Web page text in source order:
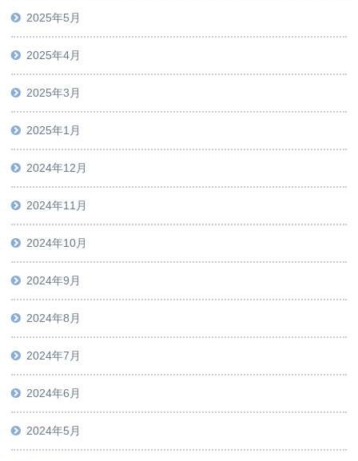
2025年5月
2025年4月
2025年3月
2025年1月
2024年12月
2024年11月
2024年10月
2024年9月
2024年8月
2024年7月
2024年6月
2024年5月